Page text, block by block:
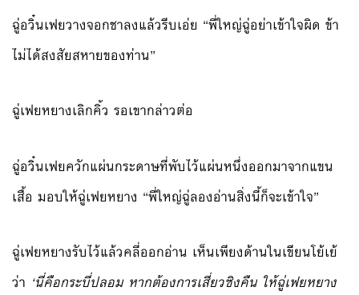
ฉู่อวิ๋นเฟยวางจอกชาลงแล้วรีบเอ่ย “พี่ใหญ่ฉู่อย่าเข้าใจผิด ข้า
ไม่ได้สงสัยสหายของท่าน”
ฉู่เฟยหยางเลิกคิ้ว รอเขากล่าวต่อ
ฉู่อวิ๋นเฟยควักแผ่นกระดาษที่พับไว้แผ่นหนึ่งออกมาจากแขน
เสื้อ มอบให้ฉู่เฟยหยาง “พี่ใหญ่ฉู่ลองอ่านสิ่งนี้ก็จะเข้าใจ”
ฉู่เฟยหยางรับไว้แล้วคลี่ออกอ่าน เห็นเพียงด้านในเขียนโย้เย้
ว่า ‘นี่คือกระบี่ปลอม หากต้องการเสี่ยวซิงคืน ให้ฉู่เฟยหยาง